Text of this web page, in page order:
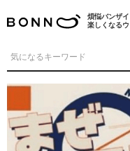
煩悩バンザ
楽しくなるウ